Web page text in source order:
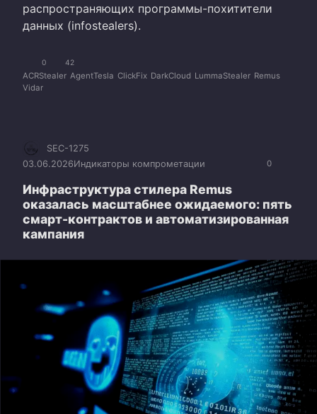
распространяющих программы-похитители
данных (infostealers).
0 42
ACRStealer AgentTesla ClickFix DarkCloud LummaStealer Remus
Vidar
0
SEC-1275
03.06.2026Индикаторы компрометации
Инфраструктура стилера Remus
оказалась масштабнее ожидаемого: пять
смарт-контрактов и автоматизированная
кампания